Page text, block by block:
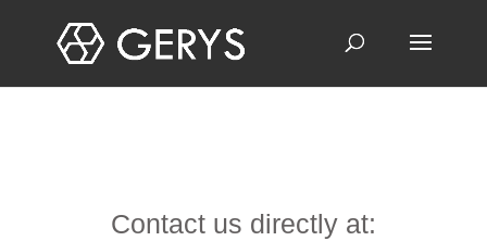
Contact us directly at: